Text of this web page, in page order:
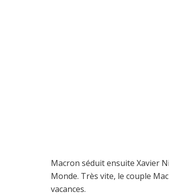
Macron séduit ensuite Xavier
Monde. Très vite, le couple
vacances.